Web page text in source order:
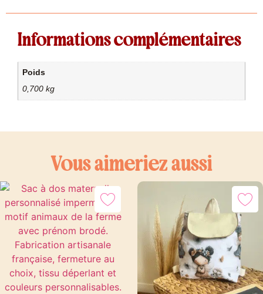
Informations complémentaires
Poids
0,700 kg
Vous aimeriez aussi